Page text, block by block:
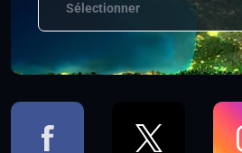
Sélectionner